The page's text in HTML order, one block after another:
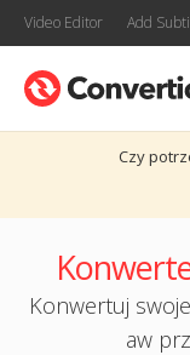
Video Editor Add
Czy
Konwertuj
aw